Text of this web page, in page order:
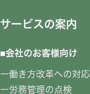
サービスの案内
会社のお客様向け
働き方改革への対応
労務管理の点検